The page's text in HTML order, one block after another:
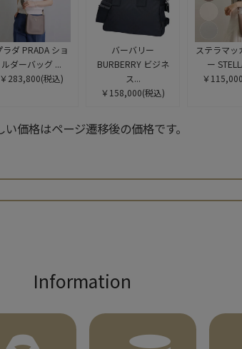
ラダ PRADA ショ
ルダーバッグ ...
￥283,800(税込)
バーバリー
BURBERRY ビジネ
ス...
￥158,000(税込)
ステラマッ
ー
￥115,000
価格はページ遷移後の価格です。
Information